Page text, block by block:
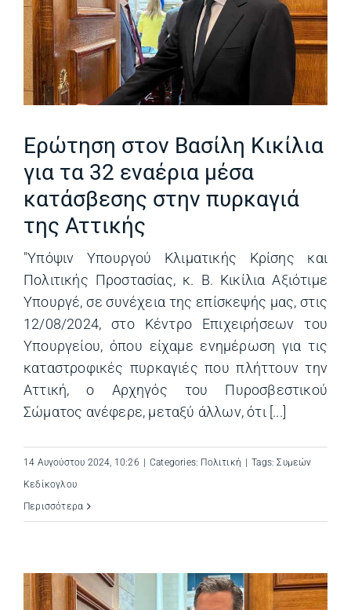
Ερώτηση στον Βασίλη Κικίλια
για τα 32 εναέρια μέσα
κατάσβεσης στην πυρκαγιά
της Αττικής
"Υπόψιν Υπουργού Κλιματικής Κρίσης και
Πολιτικής Προστασίας, κ. Β. Κικίλια Αξιότιμε
Υπουργέ, σε συνέχεια της επίσκεψής μας, στις
12/08/2024, στο Κέντρο Επιχειρήσεων του
Υπουργείου, όπου είχαμε ενημέρωση για τις
καταστροφικές πυρκαγιές που πλήττουν την
Αττική, ο Αρχηγός του Πυροσβεστικού
Σώματος ανέφερε, μεταξύ άλλων, ότι [...]
14 Αυγούστου 2024, 10:26 Categories: Πολιτική Tags:Συμεών
Κεδίκογλου
Περισσότερα